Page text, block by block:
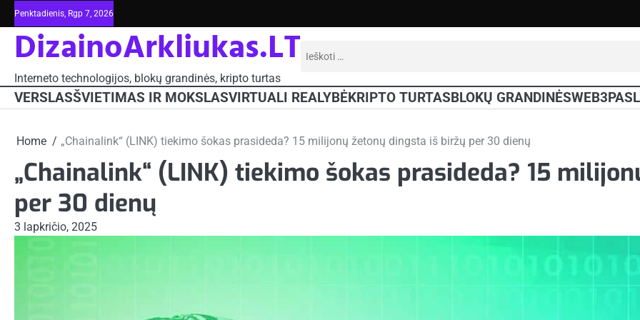
Skip
to
content
Penktadienis, Rgp 7, 2026
DizainoArkliukas.LT
Interneto technologijos, blokų grandinės, kripto turtas
Ieškoti:
VERSLASŠVIETIMAS IR MOKSLASVIRTUALI REALYBĖKRIPTO TURTASBLOKŲ GRANDINĖSWEB3
Home „Chainalink“ (LINK) tiekimo šokas prasideda? 15 milijonų žetonų dingsta iš biržų per 30 dienų
„Chainalink“ (LINK) tiekimo šokas prasideda? 15
per 30 dienų
3 lapkričio, 2025